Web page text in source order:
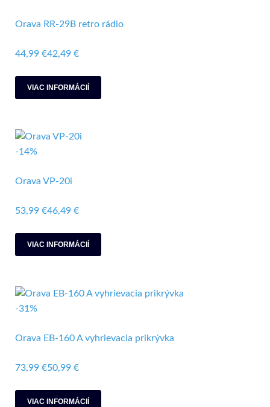
Orava RR-29B retro rádio
44,99 €42,49 €
VIAC INFORMÁCIÍ
-14%
Orava VP-20i
53,99 €46,49 €
VIAC INFORMÁCIÍ
-31%
Orava EB-160 A vyhrievacia prikrývka
73,99 €50,99 €
VIAC INFORMÁCIÍ